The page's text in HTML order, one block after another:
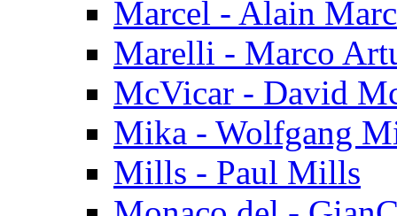
Marcel - Alain
Marelli - Marco
McVicar - David
Mika - Wolfgang
Mills - Paul Mills